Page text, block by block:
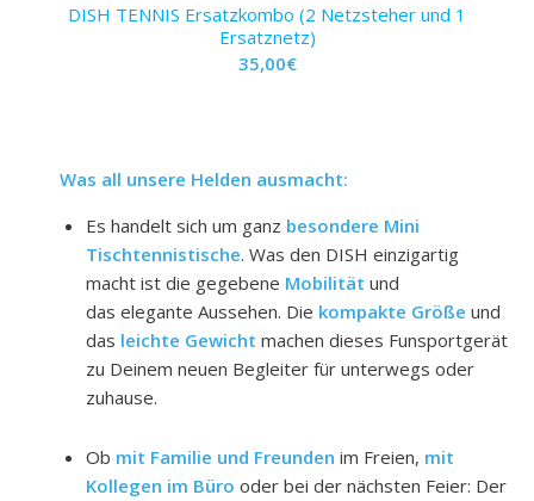
DISH TENNIS Ersatzkombo (2 Netzsteher und 1
Ersatznetz)
35,00€
Was all unsere Helden ausmacht:
Es handelt sich um ganz besondere Mini
Tischtennistische. Was den DISH einzigartig
macht ist die gegebene Mobilität und
das elegante Aussehen. Die kompakte Größe und
das leichte Gewicht machen dieses Funsportgerät
zu Deinem neuen Begleiter für unterwegs oder
zuhause.
Ob mit Familie und Freunden im Freien, mit
Kollegen im Büro oder bei der nächsten Feier: Der